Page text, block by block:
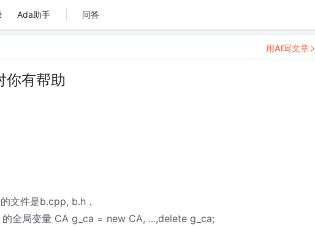
Ada助手 问答
你有帮助
文件是b.cpp, b.h，
全局变量 CA g_ca = new CA, ...,delete g_ca;
用AI写文章